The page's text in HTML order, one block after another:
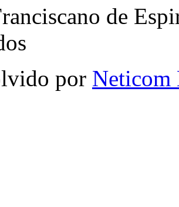
de
por Neticom